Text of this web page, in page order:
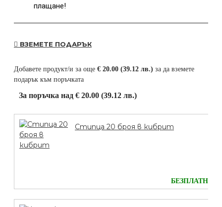
плащане!
ВЗЕМЕТЕ ПОДАРЪК
Добавете продукт/и за още € 20.00 (39.12 лв.) за да вземете
подарък към поръчката
За поръчка над € 20.00 (39.12 лв.)
Стипца 20 броя в кибрит
БЕЗПЛАТНО